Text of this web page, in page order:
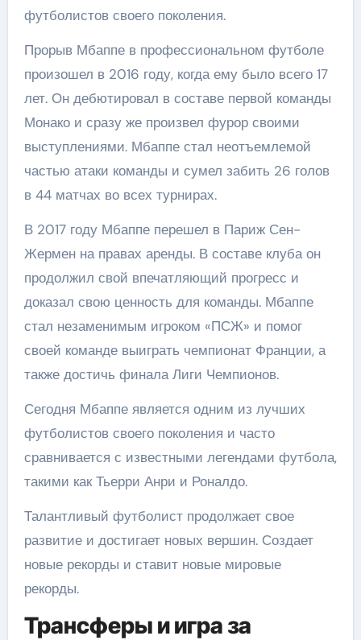
футболистов своего поколения.
Прорыв Мбаппе в профессиональном футболе
произошел в 2016 году, когда ему было всего 17
лет. Он дебютировал в составе первой команды
Монако и сразу же произвел фурор своими
выступлениями. Мбаппе стал неотъемлемой
частью атаки команды и сумел забить 26 голов
в 44 матчах во всех турнирах.
В 2017 году Мбаппе перешел в Париж Сен-
Жермен на правах аренды. В составе клуба он
продолжил свой впечатляющий прогресс и
доказал свою ценность для команды. Мбаппе
стал незаменимым игроком «ПСЖ» и помог
своей команде выиграть чемпионат Франции, а
также достичь финала Лиги Чемпионов.
Сегодня Мбаппе является одним из лучших
футболистов своего поколения и часто
сравнивается с известными легендами футбола,
такими как Тьерри Анри и Роналдо.
Талантливый футболист продолжает свое
развитие и достигает новых вершин. Создает
новые рекорды и ставит новые мировые
рекорды.
Трансферы и игра за